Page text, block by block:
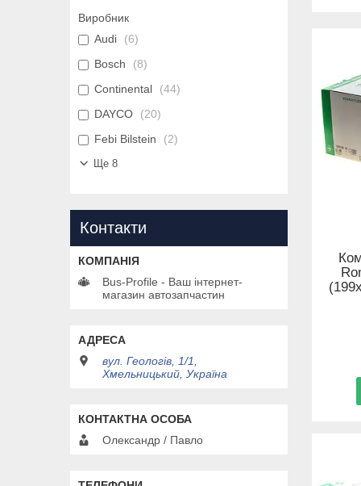
Виробник
Audi
6
Bosch
8
Continental
44
DAYCO
20
Febi Bilstein
2
Ще 8
Контакти
Bus-Profile - Ваш інтернет-
магазин автозапчастин
вул. Геологів, 1/1,
Хмельницький, Україна
Олександр / Павло